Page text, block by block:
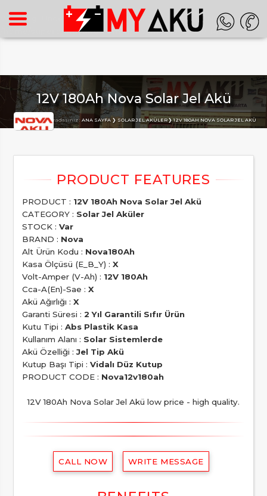
Warning
: Undefined array key "HTTP_ACCEPT_LANGUAGE" in
/home/superon/myaku.com.tr/inc_m.php
on line 140
Buradasınız : 12V 180AH NOVA SOLAR JEL AKÜ
SOLAR JEL AKÜLER
ANA SAYFA
12V 180Ah Nova Solar Jel Akü
PRODUCT : 12V 180Ah Nova Solar Jel Akü
CATEGORY : Solar Jel Aküler
STOCK : Var
BRAND : Nova
Alt Ürün Kodu : Nova180Ah
Kasa Ölçüsü (E_B_Y) : X
Volt-Amper (V-Ah) : 12V 180Ah
Cca-A(En)-Sae : X
Akü Ağırlığı : X
Garanti Süresi : 2 Yıl Garantili Sıfır Ürün
Kutu Tipi : Abs Plastik Kasa
Kullanım Alanı : Solar Sistemlerde
Akü Özelliği :Jel Tip Akü
Kutup Başı Tipi : Vidalı Düz Kutup
PRODUCT CODE : Nova12v180ah
12V 180Ah Nova Solar Jel Akü low price - high quality.
CALL NOW WRITE MESSAGE